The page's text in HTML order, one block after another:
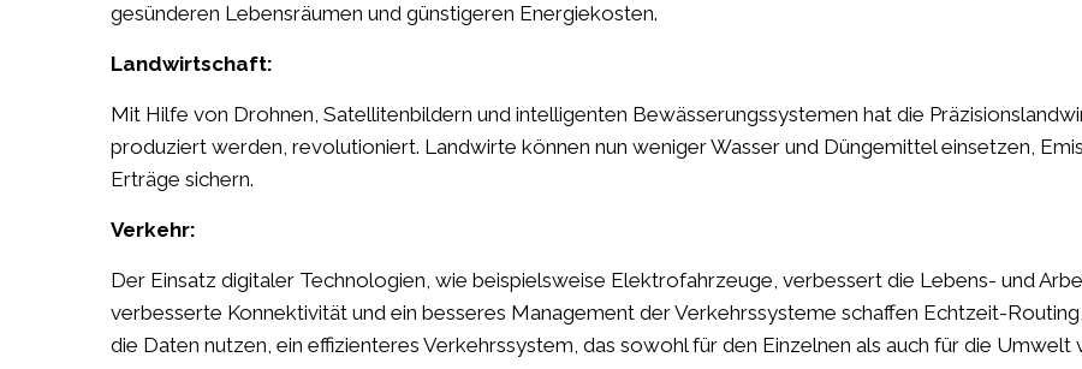
gesünderen Lebensräumen und günstigeren Energiekosten.
Landwirtschaft:
Mit Hilfe von Drohnen, Satellitenbildern und intelligenten Bewässerungssystemen hat die
produziert werden, revolutioniert. Landwirte können nun weniger Wasser und Düngemittel einsetzen,
Erträge sichern.
Verkehr:
Der Einsatz digitaler Technologien, wie beispielsweise Elektrofahrzeuge, verbessert die Lebens- und
verbesserte Konnektivität und ein besseres Management der Verkehrssysteme schaffen Echtzeit-
die Daten nutzen, ein effizienteres Verkehrssystem, das sowohl für den Einzelnen als auch für die Umwelt